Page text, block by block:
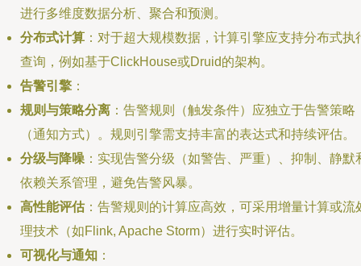
进行多维度数据分析、聚合和预测。
分布式计算 ：对于超大规模数据，计算引擎应支持分布式执
查询，例如基于ClickHouse或Druid的架构。
告警引擎 ：
规则与策略分离 ：告警规则（触发条件）应独立于告警策略
（通知方式）。规则引擎需支持丰富的表达式和持续评估。
分级与降噪 ：实现告警分级（如警告、严重）、抑制、静默
依赖关系管理，避免告警风暴。
高性能评估：告警规则的计算应高效，可采用增量计算或流
理技术（如Flink, Apache Storm）进行实时评估。
可视化与通知 ：